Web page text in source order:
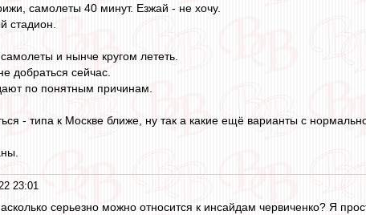
самолеты 40 минут. Езжай - не хочу.
стадион.
и нынче кругом лететь.
добраться сейчас.
по понятным причинам.
- типа к Москве ближе, ну так а какие ещё варианты с
23:01
серьезно можно относится к инсайдам червиченко? Я